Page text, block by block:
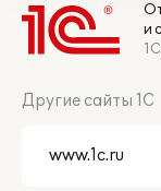
и
Другие сайты 1С